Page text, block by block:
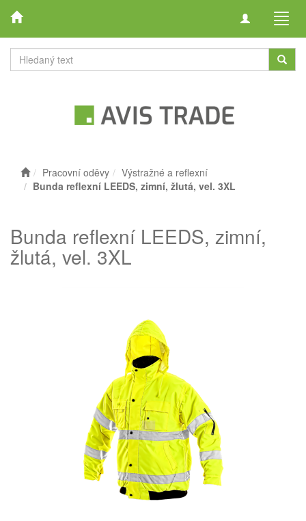
Toggle
Pracovní oděvy
Výstražné a reflexní
Bunda reflexní LEEDS, zimní, žlutá, vel. 3XL
Bunda reflexní LEEDS, zimní,
žlutá, vel. 3XL